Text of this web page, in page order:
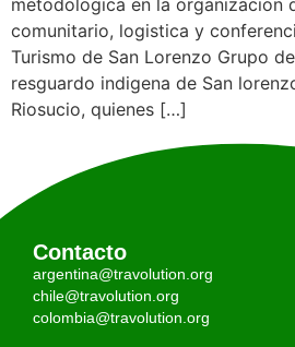
metodologica en la organizacion
comunitario, logistica y
Turismo de San Lorenzo Grupo
resguardo indigena de San
Riosucio, quienes […]
Contacto
argentina@travolution.org
chile@travolution.org
colombia@travolution.org